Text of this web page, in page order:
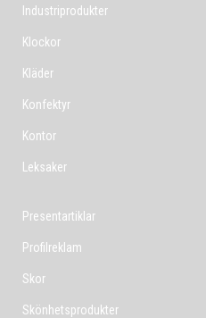
Industriprodukter
Klockor
Kläder
Konfektyr
Kontor
Leksaker
Presentartiklar
Profilreklam
Skor
Skönhetsprodukter